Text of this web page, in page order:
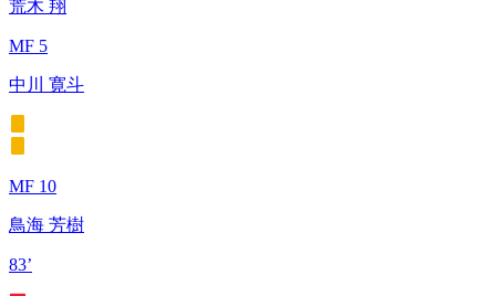
荒木 翔
MF 5
中川 寛斗
MF 10
鳥海 芳樹
83’